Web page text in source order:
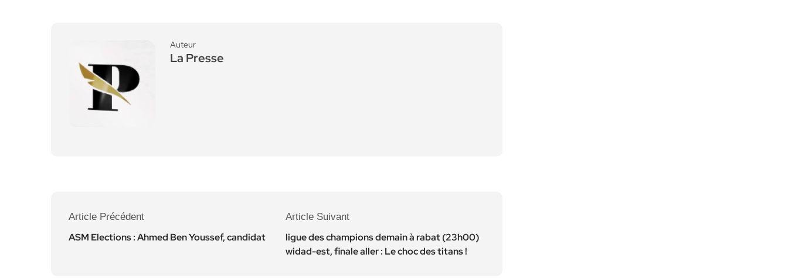
Auteur
La Presse
Article Précédent
ASM Elections : Ahmed Ben Youssef, candidat
Article Suivant
ligue des champions demain à rabat (23h00)
widad-est, finale aller : Le choc des titans !